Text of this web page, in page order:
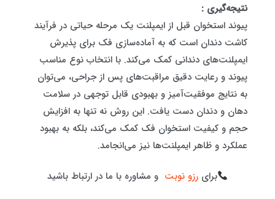
نتیجه‌گیری :
پیوند استخوان قبل از ایمپلنت یک مرحله حیاتی در فرآیند
کاشت دندان است که به آماده‌سازی فک برای پذیرش
ایمپلنت‌های دندانی کمک می‌کند. با انتخاب نوع مناسب
پیوند و رعایت دقیق مراقبت‌های پس از جراحی، می‌توان
به نتایج موفقیت‌آمیز و بهبودی قابل توجهی در سلامت
دهان و دندان دست یافت. این روش نه تنها به افزایش
حجم و کیفیت استخوان فک کمک می‌کند، بلکه به بهبود
عملکرد و ظاهر ایمپلنت‌ها نیز می‌انجامد.
برای رزو نوبت و مشاوره با ما در ارتباط باشید